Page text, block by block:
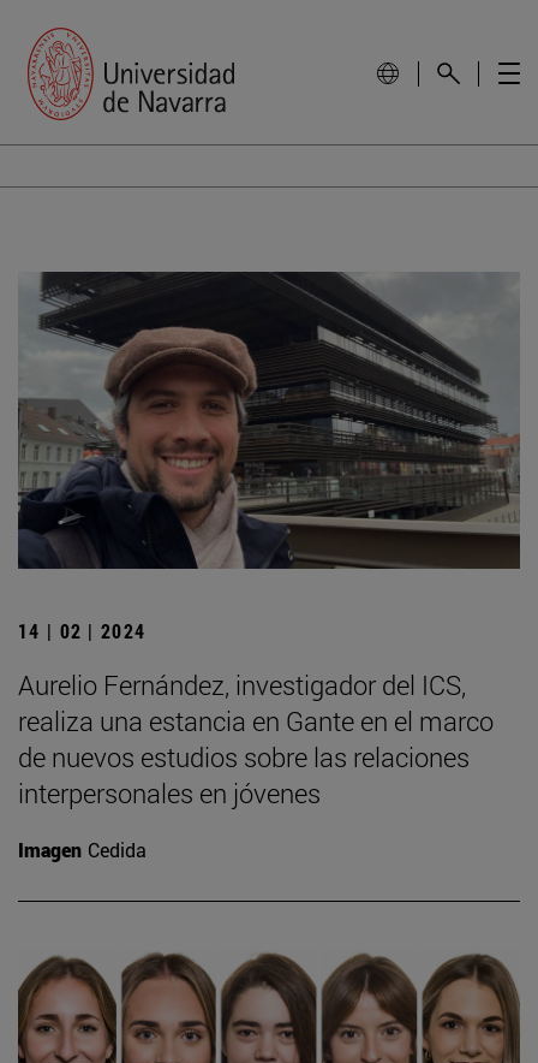
14 | 02 | 2024
Aurelio Fernández, investigador del ICS,
realiza una estancia en Gante en el marco
de nuevos estudios sobre las relaciones
interpersonales en jóvenes
Imagen Cedida